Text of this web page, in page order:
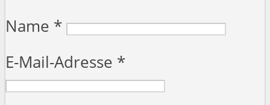
Name *
E-Mail-Adresse *